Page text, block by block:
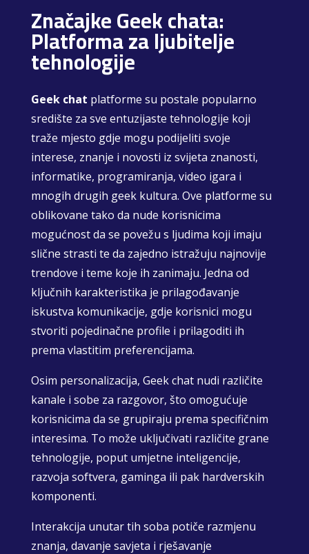
Značajke Geek chata:
Platforma za ljubitelje
tehnologije
Geek chat platforme su postale popularno
središte za sve entuzijaste tehnologije koji
traže mjesto gdje mogu podijeliti svoje
interese, znanje i novosti iz svijeta znanosti,
informatike, programiranja, video igara i
mnogih drugih geek kultura. Ove platforme su
oblikovane tako da nude korisnicima
mogućnost da se povežu s ljudima koji imaju
slične strasti te da zajedno istražuju najnovije
trendove i teme koje ih zanimaju. Jedna od
ključnih karakteristika je prilagođavanje
iskustva komunikacije, gdje korisnici mogu
stvoriti pojedinačne profile i prilagoditi ih
prema vlastitim preferencijama.
Osim personalizacija, Geek chat nudi različite
kanale i sobe za razgovor, što omogućuje
korisnicima da se grupiraju prema specifičnim
interesima. To može uključivati različite grane
tehnologije, poput umjetne inteligencije,
razvoja softvera, gaminga ili pak hardverskih
komponenti.
Interakcija unutar tih soba potiče razmjenu
znanja, davanje savjeta i rješavanje